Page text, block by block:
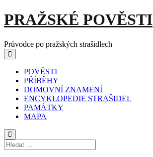
Skip
to
PRAŽSKÉ POVĚSTI
Průvodce po pražských strašidlech
Main
navigation
POVĚSTI
PŘÍBĚHY
DOMOVNÍ ZNAMENÍ
ENCYKLOPEDIE STRAŠIDEL
PAMÁTKY
MAPA